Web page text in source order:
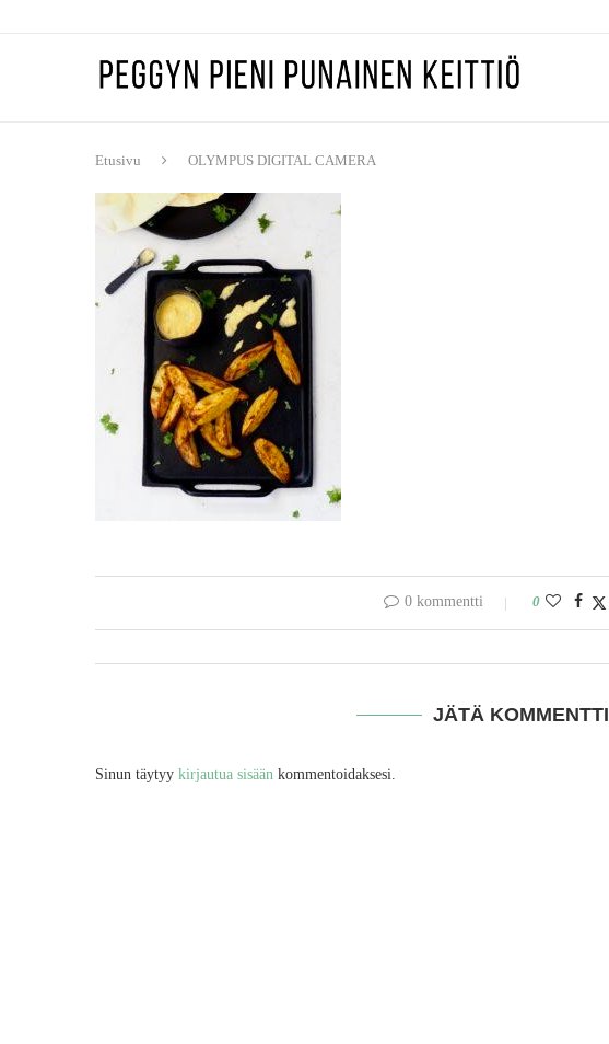
Etusivu OLYMPUS DIGITAL CAMERA
0 kommentti 0
JÄTÄ KOMMENTTI
Sinun täytyy kirjautua sisään kommentoidaksesi.